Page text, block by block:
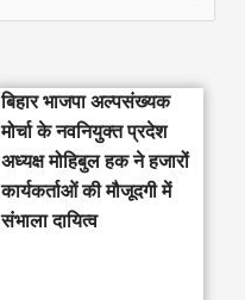
बिहार भाजपा अल्पसंख्यक
मोर्चा के नवनियुक्त प्रदेश
अध्यक्ष मोहिबुल हक ने हजारों
कार्यकर्ताओं की मौजूदगी में
संभाला दायित्व